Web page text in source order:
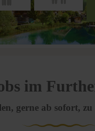
im
gerne ab sofort, zu